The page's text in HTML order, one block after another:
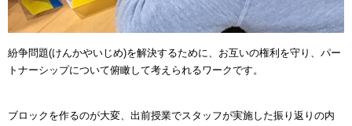
紛争問題(けんかやいじめ)を解決するために、お互いの権利を守り、パー
トナーシップについて俯瞰して考えられるワークです。
ブロックを作るのが大変、出前授業でスタッフが実施した振り返りの内